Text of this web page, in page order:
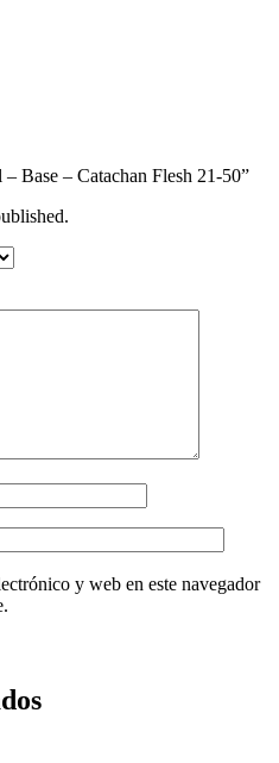
Base – Catachan Flesh 21-50”
y web en este navegador